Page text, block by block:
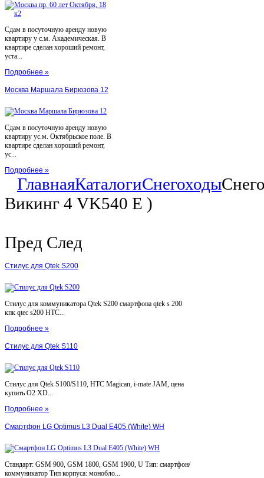
Сдам в посуточную аренду новую
квартиру у с.м. Академическая. В
квартире сделан хороший ремонт,
уста...
Подробнее »
Москва Маршала Бирюзова 12
Сдам в посуточную аренду новую
квартиру ус.м. Октябрьское поле. В
квартире сделан хороший ремонт,
ус...
Подробнее »
ГлавнаяКаталогиСнегоходы
Викинг 4 VK540 E )
Пред След
Стилус для Qtek S200
Стилус для коммуникатора Qtek S200 смартфона qtek s 200
кпк qtec s200 HTC...
Подробнее »
Стилус для Qtek S110
Стилус для Qtek S100/S110, HTC Magican, i-mate JAM, цена
купить O2 XD...
Подробнее »
Смартфон LG Optimus L3 Dual E405 (White) WH
Стандарт: GSM 900, GSM 1800, GSM 1900, U Тип: смартфон/
коммуникатор Тип корпуса: монобло...